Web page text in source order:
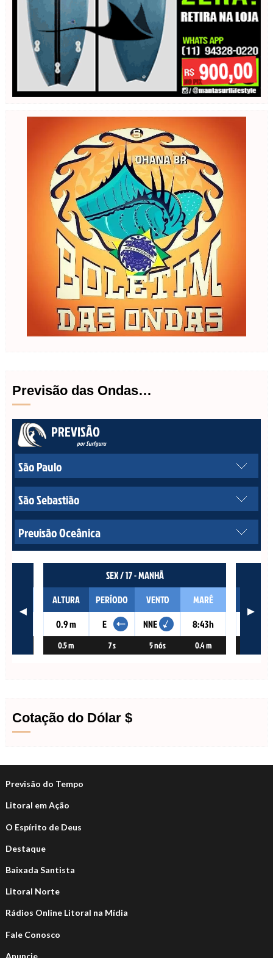
Previsão das Ondas…
Cotação do Dólar $
Previsão do Tempo
Litoral em Ação
O Espírito de Deus
Destaque
Baixada Santista
Litoral Norte
Rádios Online Litoral na Mídia
Fale Conosco